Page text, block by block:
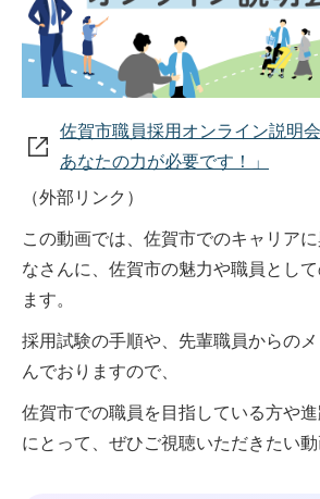
佐賀市職員採用オンライン説明
あなたの力が必要です！」
（外部リンク）
この動画では、佐賀市でのキャリア
なさんに、佐賀市の魅力や職員とし
ます。
採用試験の手順や、先輩職員からの
んでおりますので、
佐賀市での職員を目指している方や
にとって、ぜひご視聴いただきたい動